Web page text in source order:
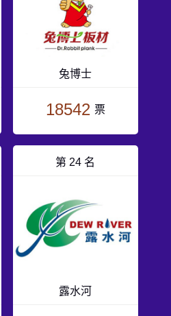
兔博士
18542 票
第 24 名
露水河